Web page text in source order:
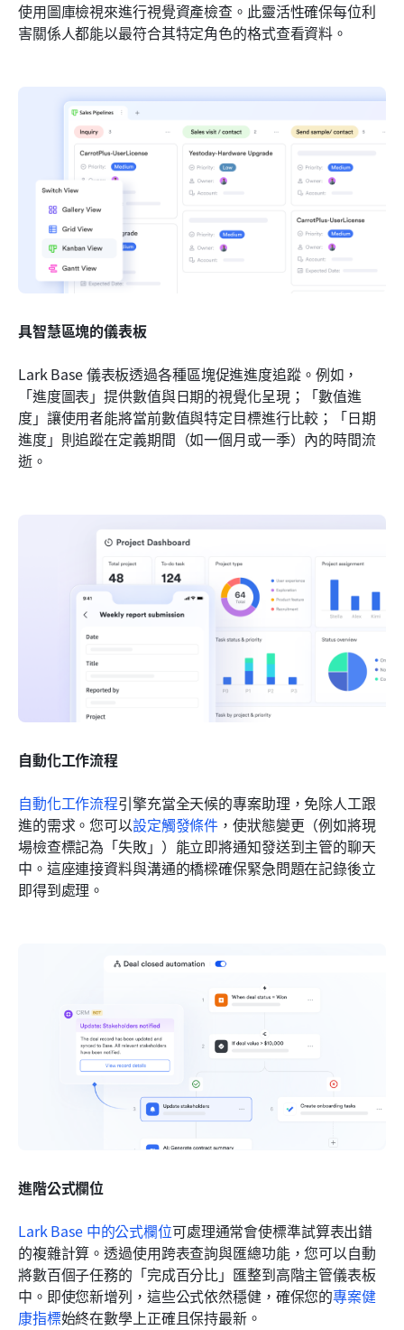
使用圖庫檢視來進行視覺資產檢查。此靈活性確保每位利
害關係人都能以最符合其特定角色的格式查看資料。
具智慧區塊的儀表板
Lark Base 儀表板透過各種區塊促進進度追蹤。例如，
「進度圖表」提供數值與日期的視覺化呈現；「數值進
度」讓使用者能將當前數值與特定目標進行比較；「日期
進度」則追蹤在定義期間（如一個月或一季）內的時間流
逝。
自動化工作流程
自動化工作流程引擎充當全天候的專案助理，免除人工跟
進的需求。您可以設定觸發條件 ，使狀態變更（例如將現
場檢查標記為「失敗」）能立即將通知發送到主管的聊天
中。這座連接資料與溝通的橋樑確保緊急問題在記錄後立
即得到處理。
進階公式欄位
Lark Base 中的公式欄位可處理通常會使標準試算表出錯
的複雜計算。透過使用跨表查詢與匯總功能，您可以自動
將數百個子任務的「完成百分比」匯整到高階主管儀表板
中。即使您新增列，這些公式依然穩健，確保您的專案健
康指標始終在數學上正確且保持最新。